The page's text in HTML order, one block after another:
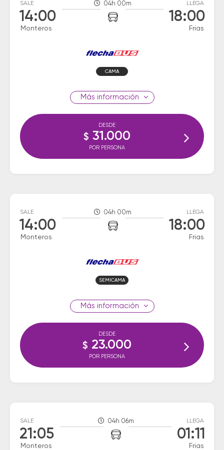
SALE
14:00
Monteros
04h 00m LLEGA
18:00
Frias
CAMA
información
DESDE
$ 31.000
POR PERSONA
SALE
14:00
Monteros
04h 00m LLEGA
18:00
Frias
SEMICAMA
información
DESDE
$ 23.000
POR PERSONA
SALE
21:05
Monteros
04h 06m LLEGA
01:11
Frias